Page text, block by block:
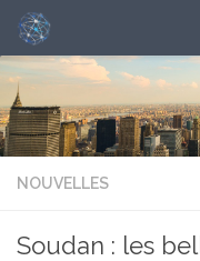
NOUVELLES
Soudan : les